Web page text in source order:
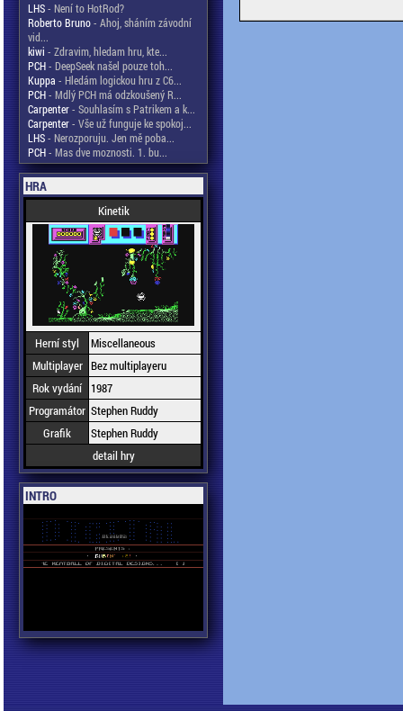
LHS- Není to HotRod?
Roberto Bruno- Ahoj, sháním závodní
vid...
kiwi - Zdravim, hledam hru, kte...
PCH- DeepSeek našel pouze toh...
Kuppa - Hledám logickou hru z C6...
PCH- Mdlý PCH má odzkoušený R...
Carpenter- Souhlasím s Patrikem a k...
Carpenter- Vše už funguje ke spokoj...
LHS- Nerozporuju. Jen mě poba...
PCH- Mas dve moznosti. 1. bu...
HRA
Kinetik
Herní styl
Miscellaneous
Multiplayer Bez multiplayeru
Rok vydání
1987
Programátor Stephen Ruddy
Grafik
Stephen Ruddy
detail hry
INTRO